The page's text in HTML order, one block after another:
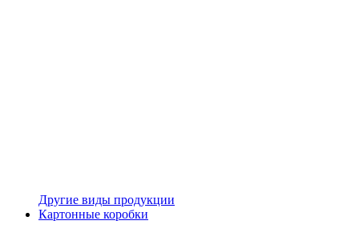
Другие виды продукции
Картонные коробки